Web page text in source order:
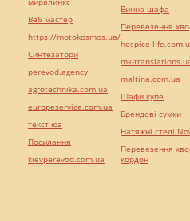
Веб мастер
https://motokosmos.ua/
Синтезатори
perevod.agency
agrotechnika.com.ua
europeservice.com.ua
текст юа
Посилання
kievperevod.com.ua
Винна шафа
Перевезення
hospice-
mk-
maltina.com.ua
Шафи купе
Брендові сумки
Натяжні стелі
Перевезення
кордон